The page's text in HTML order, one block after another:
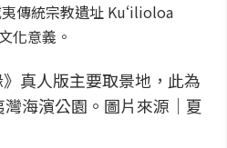
傳統宗教遺址 Kuʻilioloa
化意義。